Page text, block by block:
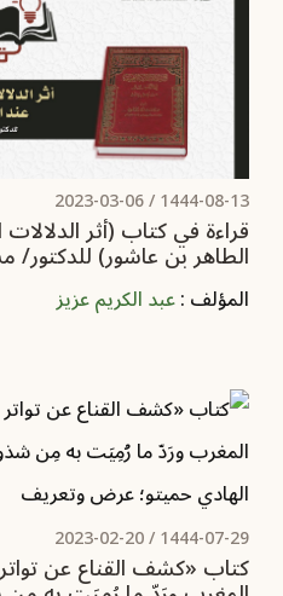
1444-08-13 /
2023-03-06
قراءة في كتاب (أثر
الطاهر بن عاشور)
المؤلف :عبد الكريم عزيز
1444-07-29 /
2023-02-20
كتاب «كشف القناع عن